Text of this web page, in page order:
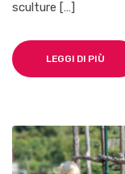
sculture […]
LEGGI DI PIÙ